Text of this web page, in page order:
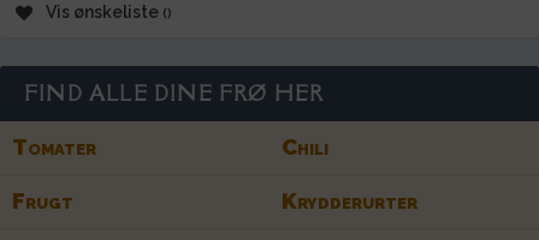
Vis ønskeliste
FIND ALLE DINE FRØ HER
Tomater Chili
Frugt Krydderurter